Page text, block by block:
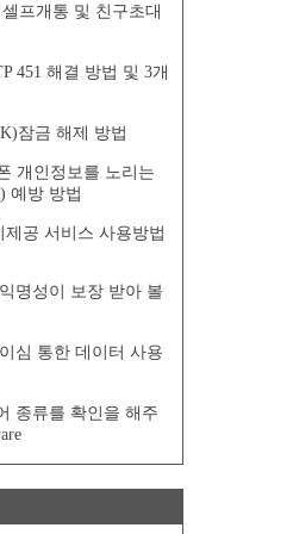
프개통 및 친구초대
451 해결 방법 및 3개
잠금 해제 방법
개인정보를 노리는
예방 방법
공 서비스 사용방법
명성이 보장 받아 볼
심 통한 데이터 사용
종류를 확인을 해주